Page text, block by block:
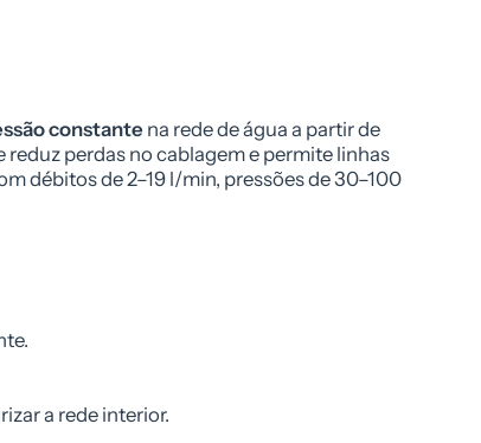
constante na rede de água a partir de
reduz perdas no cablagem e permite linhas
débitos de 2–19 l/min, pressões de 30–100
a rede interior.